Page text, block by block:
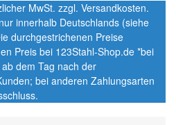
MwSt. zzgl. Versandkosten.
innerhalb Deutschlands (siehe
durchgestrichenen Preise
Preis bei 123Stahl-Shop.de *bei
dem Tag nach der
bei anderen Zahlungsarten